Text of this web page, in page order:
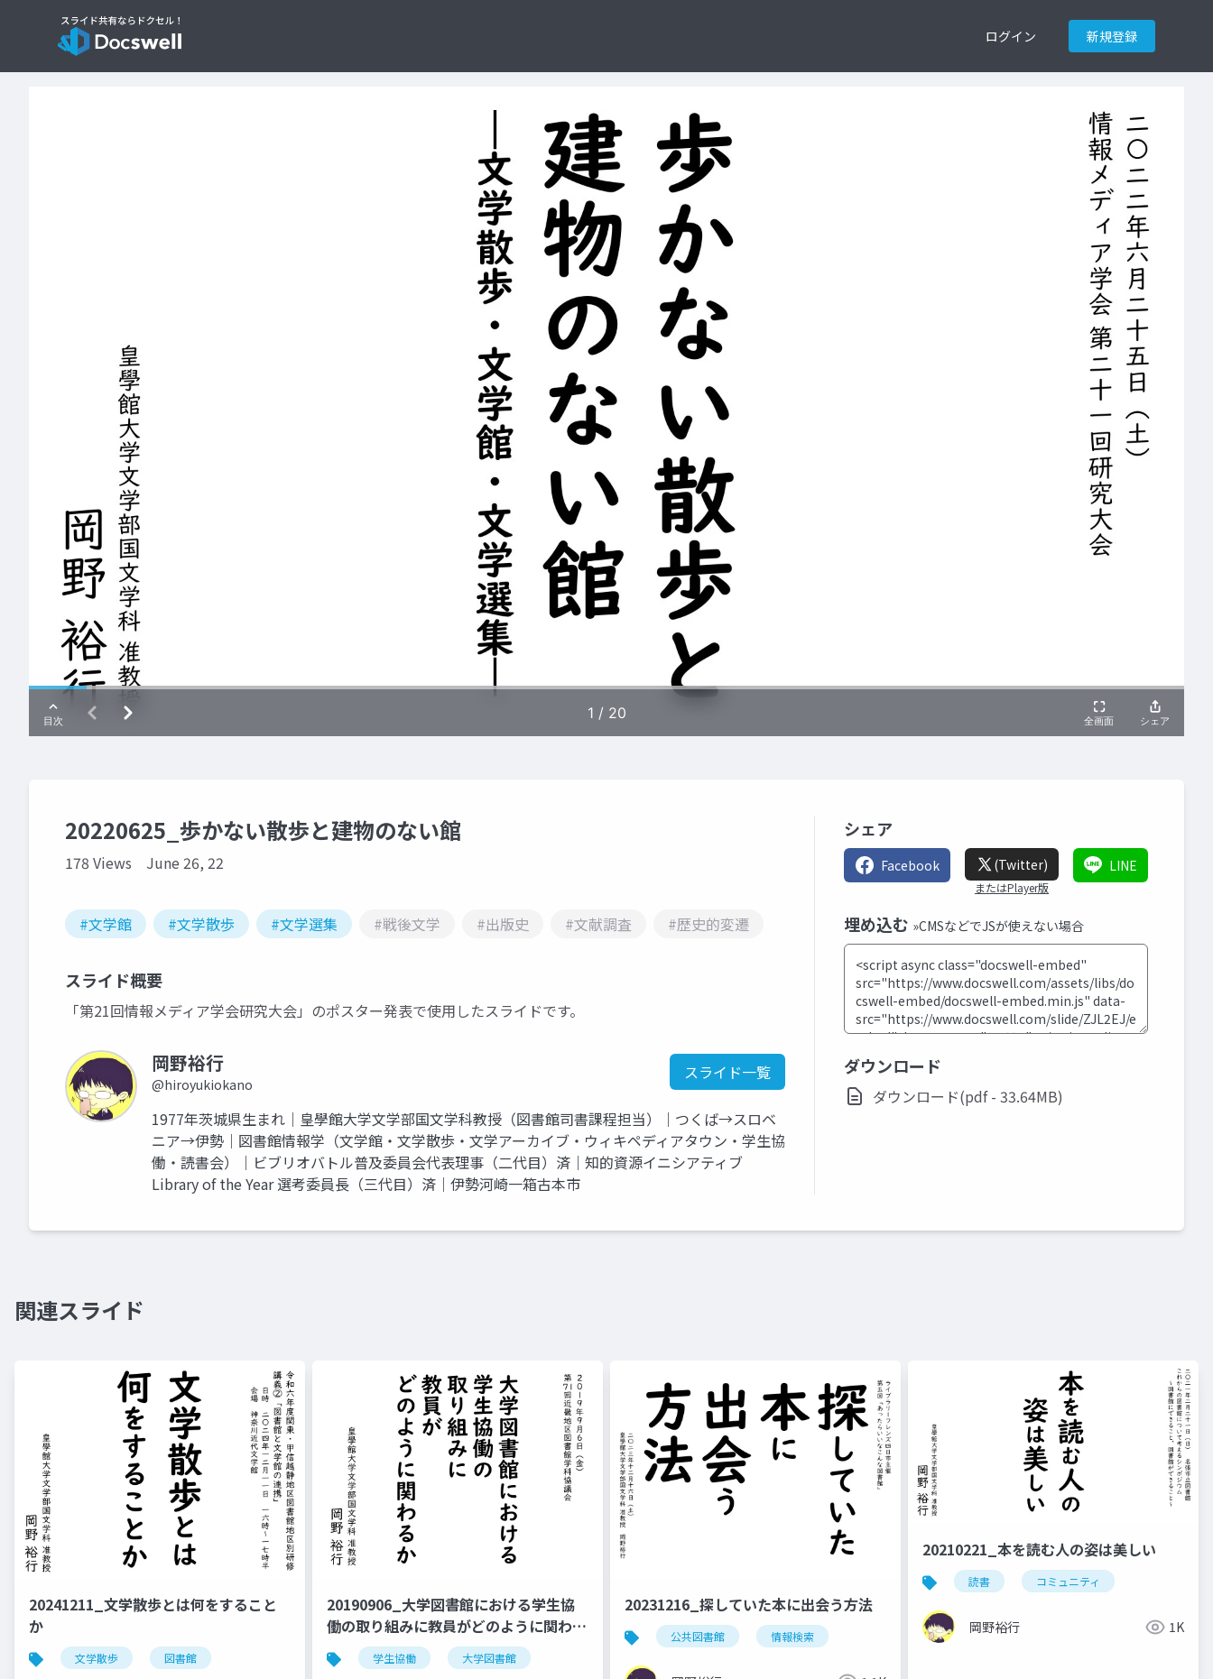
ログイン 新規登録
20220625_歩かない散歩と建物のない館
178 Views June 26, 22
#文学館 #文学散歩 #文学選集 #戦後文学 #出版史 #文献調査 #歴史的変遷
スライド概要
「第21回情報メディア学会研究大会」のポスター発表で使用したスライドです。
岡野裕行
@hiroyukiokano
スライド一覧
1977年茨城県生まれ｜皇學館大学文学部国文学科教授（図書館司書課程担当）｜つくば→スロベ
ニア→伊勢｜図書館情報学（文学館・文学散歩・文学アーカイブ・ウィキペディアタウン・学生協
働・読書会）｜ビブリオバトル普及委員会代表理事（二代目）済｜知的資源イニシアティブ
Library of the Year 選考委員長（三代目）済｜伊勢河崎一箱古本市
シェア
Facebook (Twitter)
またはPlayer版
LINE
埋め込む »CMSなどでJSが使えない場合
ダウンロード
ダウンロード(pdf - 33.64MB)
関連スライド
20241211_文学散歩とは何をすること
か
文学散歩 図書館
20190906_大学図書館における学生協
働の取り組みに教員がどのように関わる
か
学生協働 大学図書館
20231216_探していた本に出会う方法
公共図書館 情報検索
20210221_本を読む人の姿は美しい
読書 コミュニティ
岡野裕行 1K